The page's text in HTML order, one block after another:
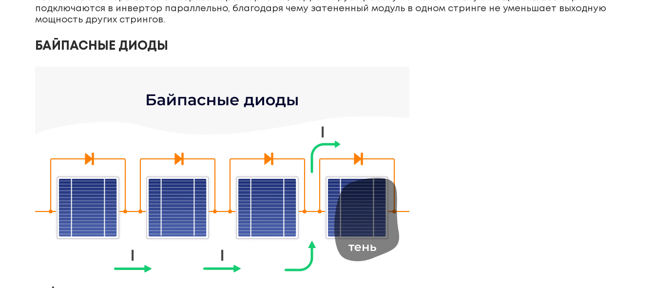
подключаются в инвертор параллельно, благодаря чему затененный модуль в одном стринге не уменьшает выходную
мощность других стрингов.
БАЙПАСНЫЕ ДИОДЫ